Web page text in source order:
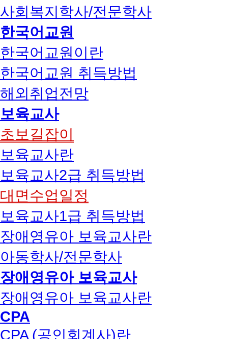
사회복지학사/전문학사
한국어교원
한국어교원이란
한국어교원 취득방법
해외취업전망
보육교사
초보길잡이
보육교사란
보육교사2급 취득방법
대면수업일정
보육교사1급 취득방법
장애영유아 보육교사란
아동학사/전문학사
장애영유아 보육교사
장애영유아 보육교사란
CPA
CPA (공인회계사)란